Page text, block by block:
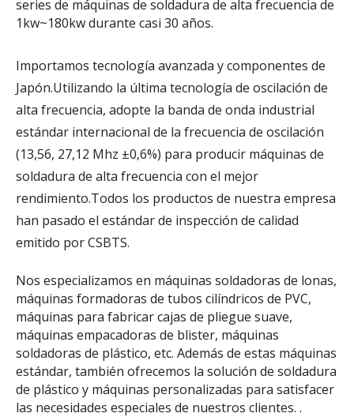
series de máquinas de soldadura de alta frecuencia de
1kw~180kw durante casi 30 años.
Importamos tecnología avanzada y componentes de
Japón.Utilizando la última tecnología de oscilación de
alta frecuencia, adopte la banda de onda industrial
estándar internacional de la frecuencia de oscilación
(13,56, 27,12 Mhz ±0,6%) para producir máquinas de
soldadura de alta frecuencia con el mejor
rendimiento.Todos los productos de nuestra empresa
han pasado el estándar de inspección de calidad
emitido por CSBTS.
Nos especializamos en máquinas soldadoras de lonas,
máquinas formadoras de tubos cilíndricos de PVC,
máquinas para fabricar cajas de pliegue suave,
máquinas empacadoras de blister, máquinas
soldadoras de plástico, etc. Además de estas máquinas
estándar, también ofrecemos la solución de soldadura
de plástico y máquinas personalizadas para satisfacer
las necesidades especiales de nuestros clientes. .